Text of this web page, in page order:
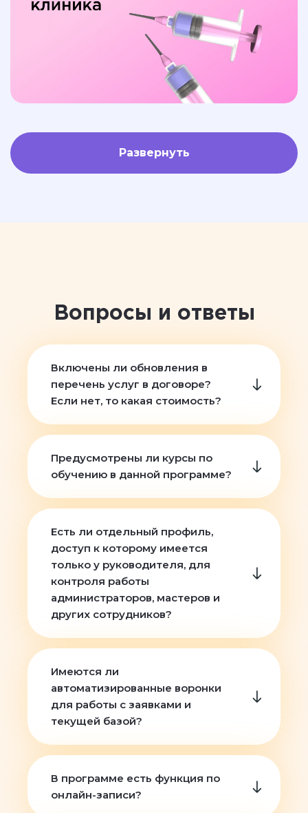
Развернуть
Вопросы и ответы
Включены ли обновления в
перечень услуг в договоре?
Если нет, то какая стоимость?
Предусмотрены ли курсы по
обучению в данной программе?
Есть ли отдельный профиль,
доступ к которому имеется
только у руководителя, для
контроля работы
администраторов, мастеров и
других сотрудников?
Имеются ли
автоматизированные воронки
для работы с заявками и
текущей базой?
В программе есть функция по
онлайн-записи?